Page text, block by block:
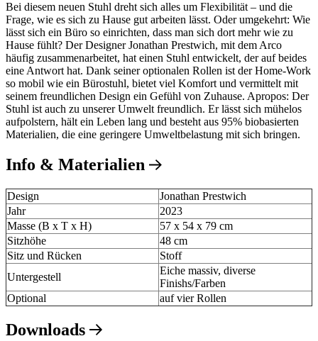
Bei diesem neuen Stuhl dreht sich alles um Flexibilität – und die
Frage, wie es sich zu Hause gut arbeiten lässt. Oder umgekehrt: Wie
lässt sich ein Büro so einrichten, dass man sich dort mehr wie zu
Hause fühlt? Der Designer Jonathan Prestwich, mit dem Arco
häufig zusammenarbeitet, hat einen Stuhl entwickelt, der auf beides
eine Antwort hat. Dank seiner optionalen Rollen ist der Home-Work
so mobil wie ein Bürostuhl, bietet viel Komfort und vermittelt mit
seinem freundlichen Design ein Gefühl von Zuhause. Apropos: Der
Stuhl ist auch zu unserer Umwelt freundlich. Er lässt sich mühelos
aufpolstern, hält ein Leben lang und besteht aus 95% biobasierten
Materialien, die eine geringere Umweltbelastung mit sich bringen.
Info & Materialien
Design
Jonathan Prestwich
Jahr
2023
Masse (B x T x H)
57 x 54 x 79 cm
Sitzhöhe
48 cm
Sitz und Rücken
Stoff
Untergestell
Eiche massiv, diverse
Finishs/Farben
Optional
auf vier Rollen
Downloads